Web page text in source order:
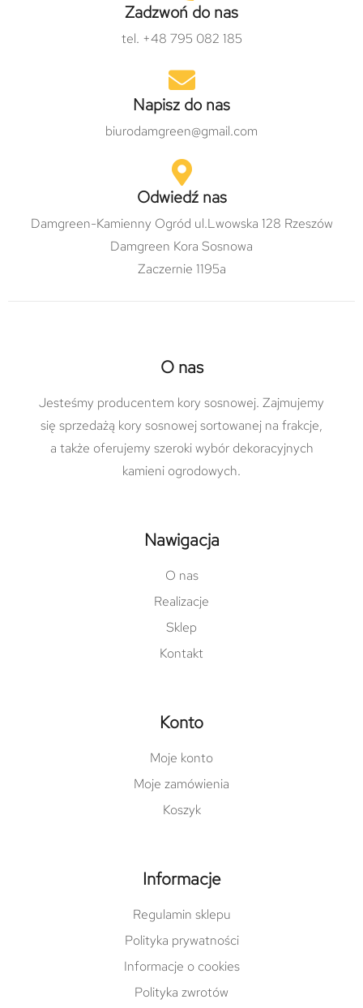
Zadzwoń do nas
tel. +48 795 082 185
Napisz do nas
biurodamgreen@gmail.com
Odwiedź nas
Damgreen-Kamienny Ogród ul.Lwowska 128 Rzeszów
Damgreen Kora Sosnowa
Zaczernie 1195a
O nas
Jesteśmy producentem kory sosnowej. Zajmujemy
się sprzedażą kory sosnowej sortowanej na frakcje,
a także oferujemy szeroki wybór dekoracyjnych
kamieni ogrodowych.
Nawigacja
O nas
Realizacje
Sklep
Kontakt
Konto
Moje konto
Moje zamówienia
Koszyk
Informacje
Regulamin sklepu
Polityka prywatności
Informacje o cookies
Polityka zwrotów